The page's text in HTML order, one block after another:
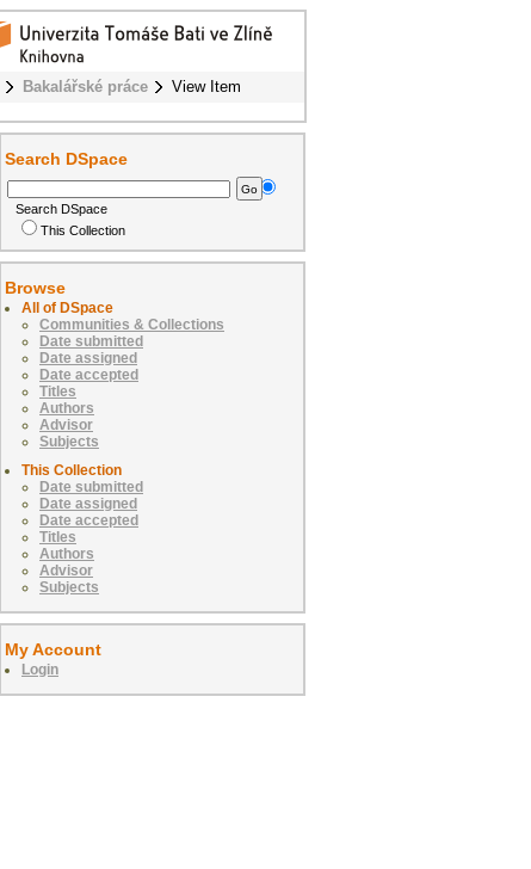
Bakalářské práce View Item
Search DSpace
Search DSpace
This Collection
Browse
All of DSpace
Communities & Collections
Date submitted
Date assigned
Date accepted
Titles
Authors
Advisor
Subjects
This Collection
Date submitted
Date assigned
Date accepted
Titles
Authors
Advisor
Subjects
My Account
Login